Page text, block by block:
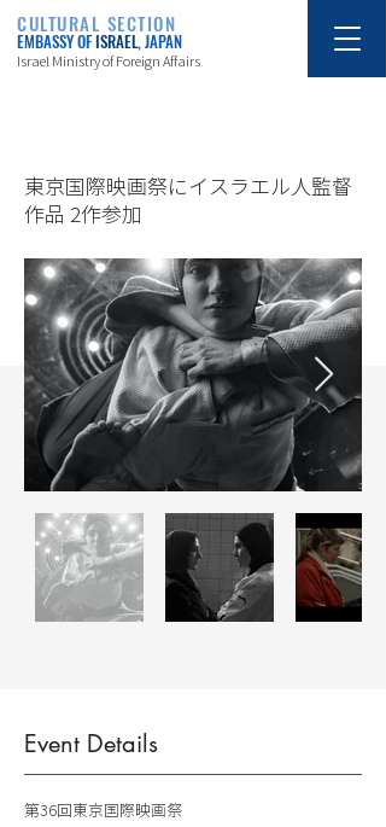
CULTURAL SECTION
EMBASSY OFISRAEL, JAPAN
Israel Ministry of Foreign Affairs
東京国際映画祭にイスラエル人監督
作品 2作参加
Event Details
第36回東京国際映画祭